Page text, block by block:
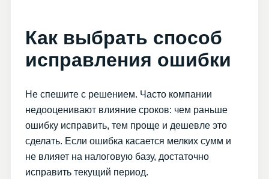
Как выбрать способ
исправления ошибки
Не спешите с решением. Часто компании
недооценивают влияние сроков: чем раньше
ошибку исправить, тем проще и дешевле это
сделать. Если ошибка касается мелких сумм и
не влияет на налоговую базу, достаточно
исправить текущий период.